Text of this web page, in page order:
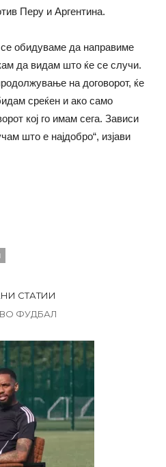
Перу и Аргентина.
обидуваме да направиме
да видам што ќе се случи.
на договорот, ќе
среќен и ако само
кој го имам сега. Зависи
што е најдобро“, изјави
СТАТИИ
ФУДБАЛ